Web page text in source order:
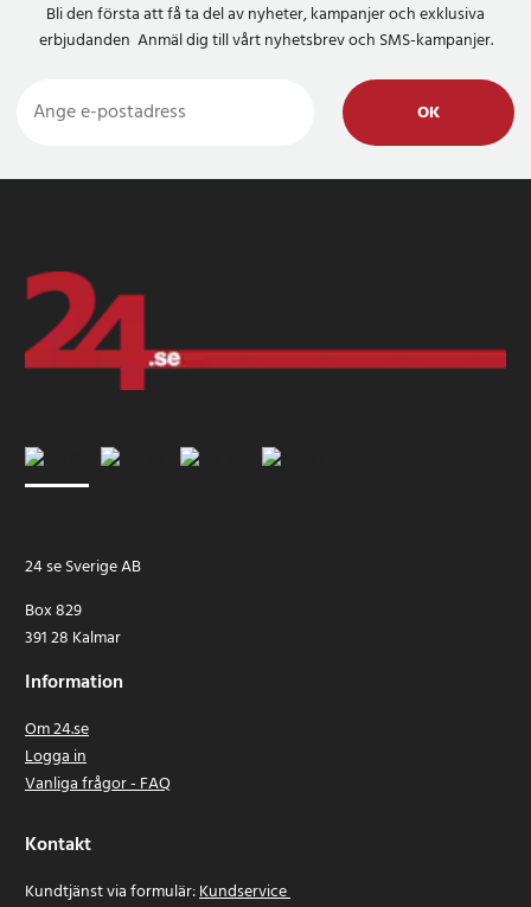
Bli den första att få ta del av nyheter, kampanjer och exklusiva
erbjudanden Anmäl dig till vårt nyhetsbrev och SMS-kampanjer.
OK
24 se Sverige AB
Box 829
391 28 Kalmar
Information
Om 24.se
Logga in
Vanliga frågor - FAQ
Kontakt
Kundtjänst via formulär:Kundservice